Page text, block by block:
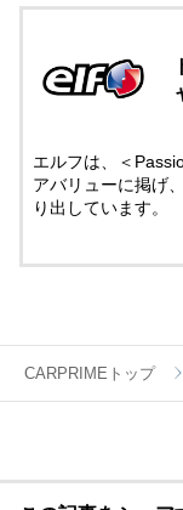
エルフは、＜
アバリューに掲げ
り出しています。
モータースポーツ
ブランドとして、
ています。
CARPRIMEトップ